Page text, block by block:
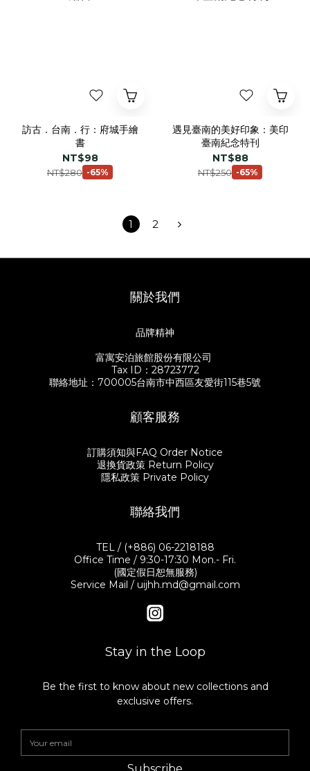
訪古．台南．行：府城手繪
書
NT$98
NT$280 -65%
遇見臺南的美好印象：美印
臺南紀念特刊
NT$88
NT$250 -65%
1 2
關於我們
品牌精神
富寓安泊旅館股份有限公司
Tax ID：28723772
聯絡地址：700005台南市中西區友愛街115巷5號
顧客服務
訂購須知與FAQ Order Notice
退換貨政策 Return Policy
隱私政策 Private Policy
聯絡我們
TEL / (+886) 06-2218188
Office Time / 9:30-17:30 Mon.- Fri.
(國定假日恕無服務)
Service Mail / uijhh.md@gmail.com
Stay in the Loop
Be the first to know about new collections and
exclusive offers.